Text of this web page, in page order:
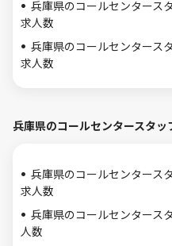
兵庫県のコールセンタース
求人数
兵庫県のコールセンタース
求人数
兵庫県のコールセンタースタ
兵庫県のコールセンタース
求人数
兵庫県のコールセンタース
人数